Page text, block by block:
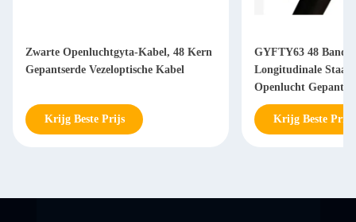
Zwarte Openluchtgyta-Kabel, 48 Kern
Gepantserde Vezeloptische Kabel
Krijg Beste Prijs
GYFTY63 48 Band
Longitudinale Staal
Openlucht
Krijg Beste Prijs